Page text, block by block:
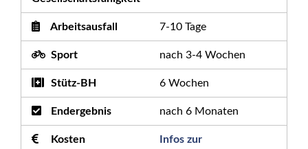
Arbeitsausfall 7-10 Tage
Sport nach 3-4 Wochen
Stütz-BH 6 Wochen
Endergebnis nach 6 Monaten
Kosten
Infos zur